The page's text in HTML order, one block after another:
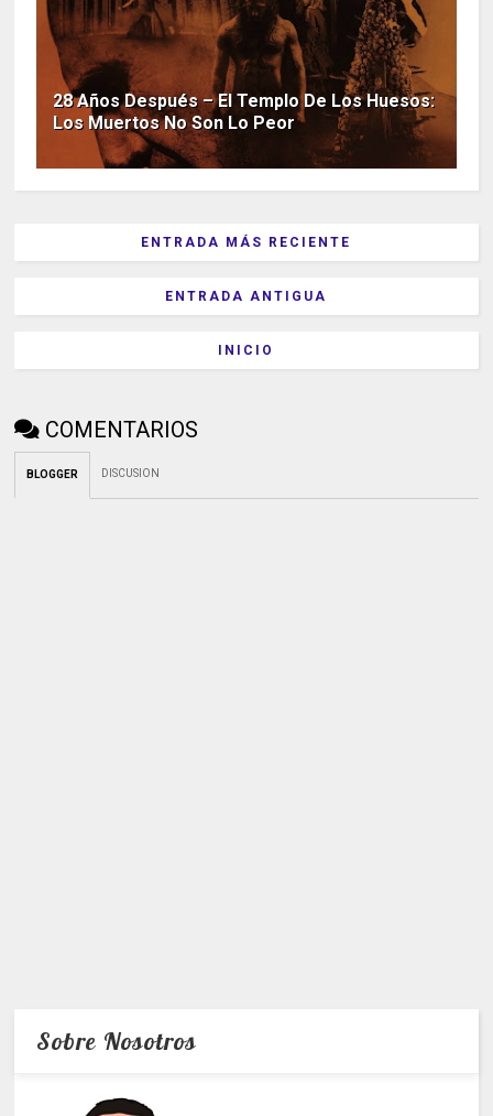
28 Años Después – El Templo De Los Huesos:
Los Muertos No Son Lo Peor
ENTRADA MÁS RECIENTE
ENTRADA ANTIGUA
INICIO
COMENTARIOS
BLOGGER DISCUSION
Sobre Nosotros